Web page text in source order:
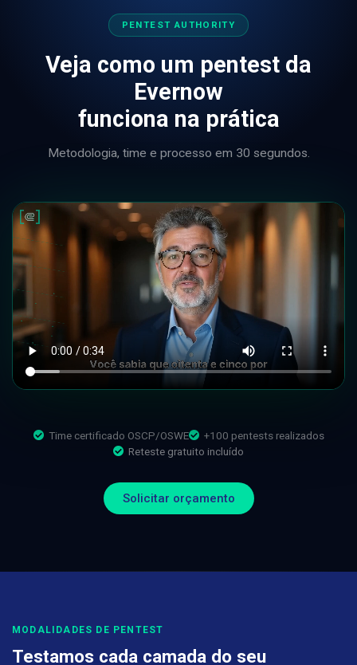
PENTEST AUTHORITY
Veja como um pentest da
Evernow
funciona na prática
Metodologia, time e processo em 30 segundos.
Time certificado OSCP/OSWE
+100 pentests realizados
Reteste gratuito incluído
Solicitar orçamento
MODALIDADES DE PENTEST
Testamos cada camada do seu